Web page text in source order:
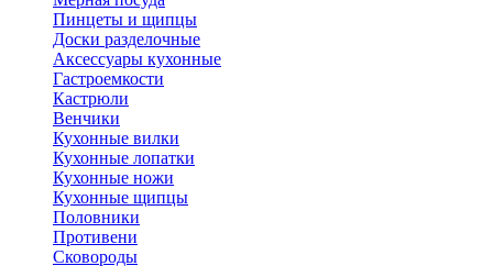
Пинцеты и щипцы
Доски разделочные
Аксессуары кухонные
Гастроемкости
Кастрюли
Венчики
Кухонные вилки
Кухонные лопатки
Кухонные ножи
Кухонные щипцы
Половники
Противени
Сковороды